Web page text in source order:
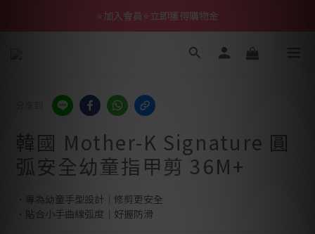
⭐加入會員⭐立即獲得購物金
韓國 Mother-K Signature 圓
弧安全幼童指甲剪 36M+
．專為幼童手型設計｜修剪更安全
．貼合小手曲線弧度｜好握防滑